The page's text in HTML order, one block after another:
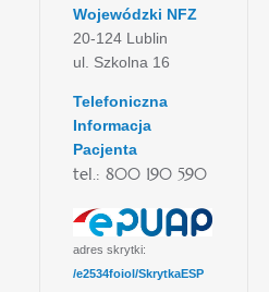
Wojewódzki NFZ
20-124 Lublin
ul. Szkolna 16
Telefoniczna
Informacja
Pacjenta
tel.: 800 190 590
adres skrytki:
/e2534foiol/SkrytkaESP